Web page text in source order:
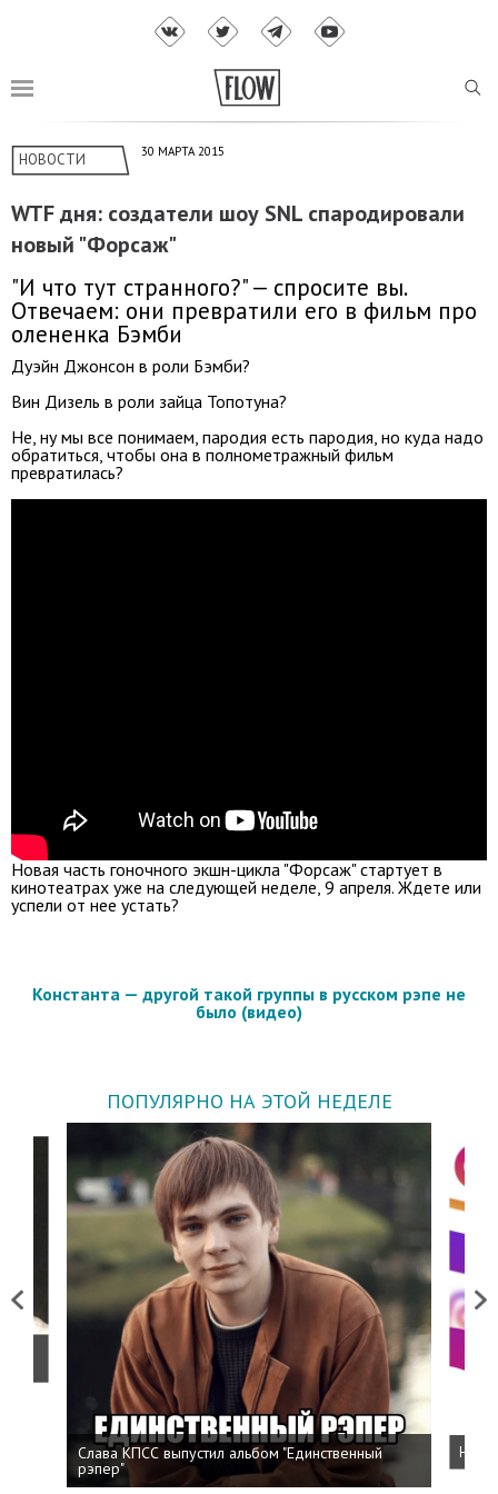
НОВОСТИ 30 МАРТА 2015
WTF дня: создатели шоу SNL спародировали
новый "Форсаж"
"И что тут странного?" — спросите вы.
Отвечаем: они превратили его в фильм про
олененка Бэмби
Дуэйн Джонсон в роли Бэмби?
Вин Дизель в роли зайца Топотуна?
Не, ну мы все понимаем, пародия есть пародия, но куда надо
обратиться, чтобы она в полнометражный фильм
превратилась?
Новая часть гоночного экшн-цикла "Форсаж" стартует в
кинотеатрах уже на следующей неделе, 9 апреля. Ждете или
успели от нее устать?
Константа — другой такой группы в русском рэпе не
было (видео)
ПОПУЛЯРНО НА ЭТОЙ НЕДЕЛЕ
Previous
Слава КПСС выпустил альбом "Единственный
рэпер"
Next